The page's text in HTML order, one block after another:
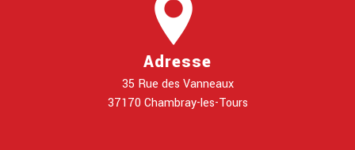
Adresse
35 Rue des Vanneaux
37170 Chambray-les-Tours